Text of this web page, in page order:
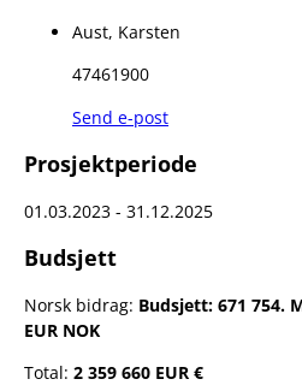
Aust, Karsten
47461900
Send e-post
Prosjektperiode
01.03.2023 - 31.12.2025
Budsjett
Norsk bidrag: Budsjett: 671 754.
EUR NOK
Total: 2 359 660 EUR €